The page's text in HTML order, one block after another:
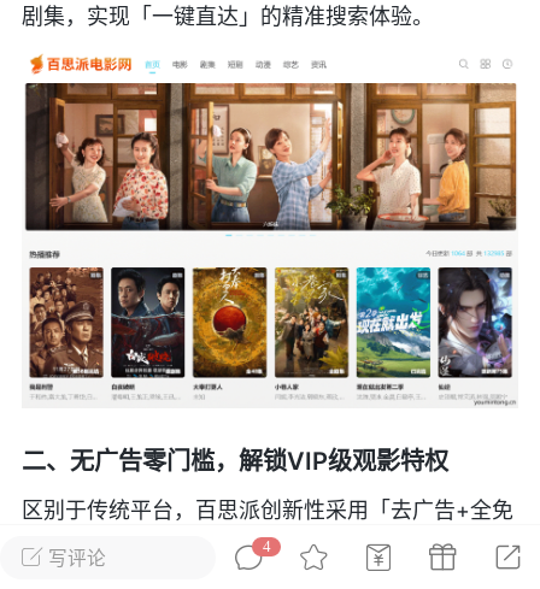
彩虹六号 绝地求生 战地5
游戏商城 每日签到 每日排行
游民通 Lv.13
版主
19 23:03
电脑端 问题解决
我在商城购买的虚拟产品显示自动发
在那里查看卡密？
：下单以后在右边消息栏查看卡密，或
像 — 我的订单 — 待评价 — 查看订单，
看卡密详情问：我...
写评论
4
剧集，实现「一键直达」的精准搜索体验。
二、无广告零门槛，解锁VIP级观影特权
区别于传统平台，百思派创新性采用「去广告+全免
费」模式。用户无需注册或开通会员，点击即享蓝
光级画质与杜比音效，彻底摆脱片头广告、弹窗干